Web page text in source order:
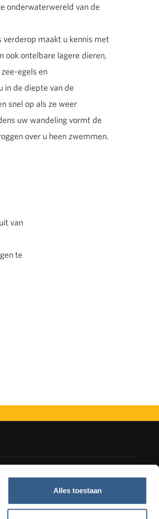
Alles toestaan
onderwaterwereld van de
maakt u kennis met
ook ontelbare lagere dieren,
egels en
in de diepte van de
snel op als ze weer
uw wandeling vormt de
over u heen zwemmen.
van
te
Informatiebrochure